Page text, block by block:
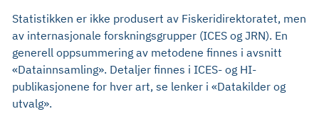
Statistikken er ikke produsert av Fiskeridirektoratet, men
av internasjonale forskningsgrupper (ICES og JRN). En
generell oppsummering av metodene finnes i avsnitt
«Datainnsamling». Detaljer finnes i ICES- og HI-
publikasjonene for hver art, se lenker i «Datakilder og
utvalg».